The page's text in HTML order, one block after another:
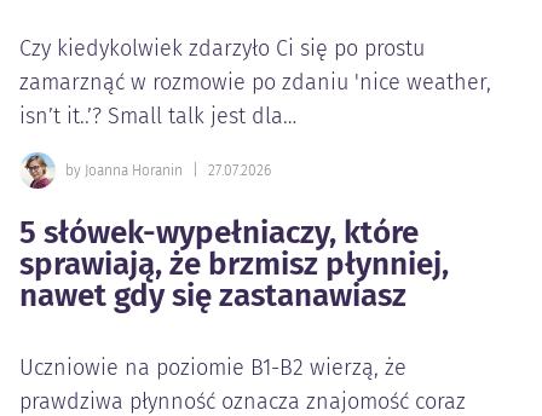
Czy kiedykolwiek zdarzyło Ci się po prostu
zamarznąć w rozmowie po zdaniu 'nice weather,
isn’t it..’? Small talk jest dla…
by Joanna Horanin 27.07.2026
5 słówek-wypełniaczy, które
sprawiają, że brzmisz płynniej,
nawet gdy się zastanawiasz
Uczniowie na poziomie B1-B2 wierzą, że
prawdziwa płynność oznacza znajomość coraz